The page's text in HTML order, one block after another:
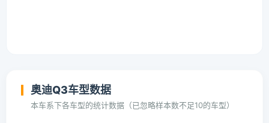
奥迪Q3车型数据
本车系下各车型的统计数据（已忽略样本数不足10的车型）